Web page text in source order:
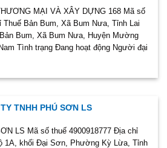
MẠI VÀ XÂY DỰNG 168 Mã số
Thuế Bản Bum, Xã Bum Nưa, Tỉnh Lai
Bum, Xã Bum Nưa, Huyện Mường
Tình trạng Đang hoạt động Người đại
TNHH PHÚ SƠN LS
LS Mã số thuế 4900918777 Địa chỉ
1A, khối Đại Sơn, Phường Kỳ Lừa, Tỉnh